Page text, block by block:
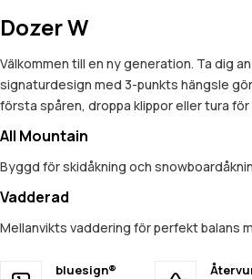
Dozer W
Välkommen till en ny generation. Ta dig
signaturdesign med 3-punkts hängsle
första spåren, droppa klippor eller tura
All Mountain
Byggd för skidåkning och
Vadderad
Mellanvikts vaddering för perfekt balans
bluesign®